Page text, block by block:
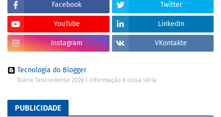
Facebook Twitter
YouTube LinkedIn
Instagram VKontakte
Tecnologia do Blogger
Diário Tancredense 2026 | Informação é coisa séria
PUBLICIDADE